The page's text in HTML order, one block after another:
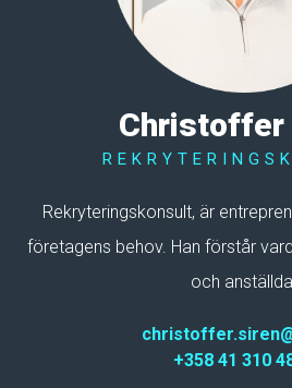
Christoffer
Rekryteringskonsult, är
företagens behov. Han förstår
och anställda.
+358 41 310